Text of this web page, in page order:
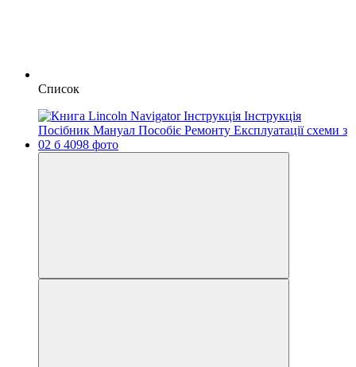
Список